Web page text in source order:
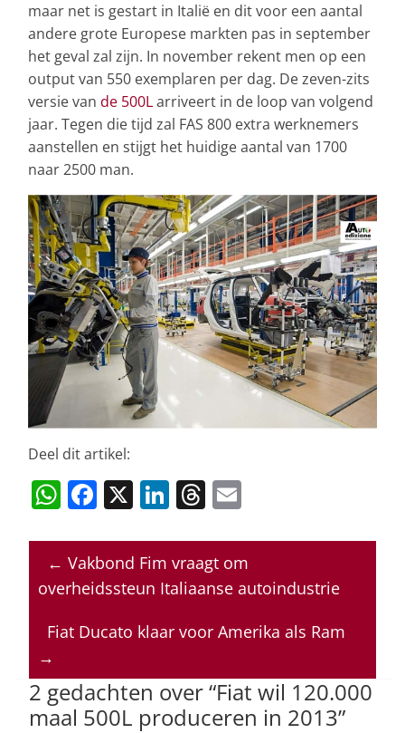
maar net is gestart in Italië en dit voor een aantal
andere grote Europese markten pas in september
het geval zal zijn. In november rekent men op een
output van 550 exemplaren per dag. De zeven-zits
versie van de 500Larriveert in de loop van volgend
jaar. Tegen die tijd zal FAS 800 extra werknemers
aanstellen en stijgt het huidige aantal van 1700
naar 2500 man.
Deel dit artikel:
W
at
s
p
p
F
c
e
o
o
k
X Li
k
e
n
T
re
a
s
ai
l
← Vakbond Fim vraagt om
overheidssteun Italiaanse autoindustrie
Fiat Ducato klaar voor Amerika als Ram
→
2 gedachten over “Fiat wil 120.000
maal 500L produceren in 2013”